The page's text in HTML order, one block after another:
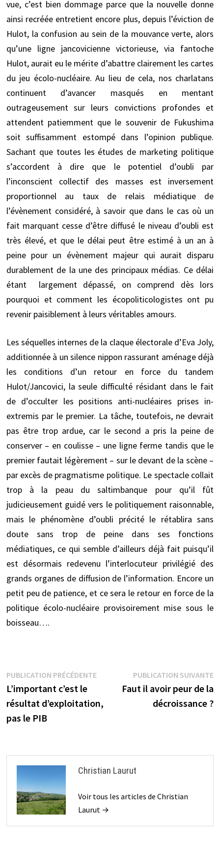
vue, c’est bien dommage parce que la nouvelle donne
ainsi recréée entretient encore plus, depuis l’éviction de
Hulot, la confusion au sein de la mouvance verte, alors
qu’une ligne jancovicienne victorieuse, via fantoche
Hulot, aurait eu le mérite d’abattre clairement les cartes
du jeu écolo-nucléaire. Au lieu de cela, nos charlatans
continuent d’avancer masqués en mentant
outrageusement sur leurs convictions profondes et
attendent patiemment que le souvenir de Fukushima
soit suffisamment estompé dans l’opinion publique.
Sachant que toutes les études de marketing politique
s’accordent à dire que le potentiel d’oubli par
l’inconscient collectif des masses est inversement
proportionnel au taux de relais médiatique de
l’évènement considéré, à savoir que dans le cas où un
fait marquant cesse d’être diffusé le niveau d’oubli est
très élevé, et que le délai peut être estimé à un an à
peine pour un évènement majeur qui aurait disparu
durablement de la une des principaux médias. Ce délai
étant largement dépassé, on comprend dès lors
pourquoi et comment les écopoliticologistes ont pu
revenir paisiblement à leurs véritables amours.
Les séquelles internes de la claque électorale d’Eva Joly,
additionnée à un silence nippon rassurant aménage déjà
les conditions d’un retour en force du tandem
Hulot/Jancovici, la seule difficulté résidant dans le fait
de d’occulter les positions anti-nucléaires prises in-
extremis par le premier. La tâche, toutefois, ne devrait
pas être trop ardue, car le second a pris la peine de
conserver – en coulisse – une ligne ferme tandis que le
premier fautait légèrement – sur le devant de la scène –
par excès de pragmatisme politique. Le spectacle collait
trop à la peau du saltimbanque pour qu’il fût
judicieusement guidé vers le politiquement raisonnable,
mais le phénomène d’oubli précité le rétablira sans
doute sans trop de peine dans ses fonctions
médiatiques, ce qui semble d’ailleurs déjà fait puisqu’il
est désormais redevenu l’interlocuteur privilégié des
grands organes de diffusion de l’information. Encore un
petit peu de patience, et ce sera le retour en force de la
politique écolo-nucléaire provisoirement mise sous le
boisseau….
Navigation
de
l’article
PUBLICATION PRÉCÉDENTEPublication
précédente :
L’important c’est le
résultat d’exploitation,
pas le PIB
PUBLICATION SUIVANTE
Faut il avoir peur de la
décroissance ?
Christian Laurut
Voir tous les articles de Christian
Laurut →